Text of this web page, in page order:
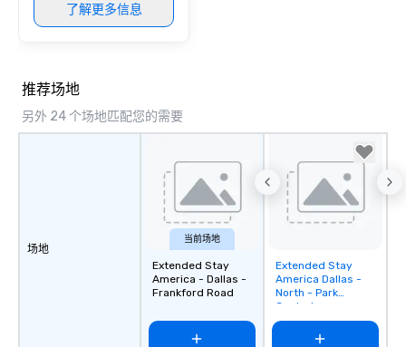
了解更多信息
推荐场地
另外 24 个场地匹配您的需要
场地
当前场地
Extended Stay
America - Dallas -
Frankford Road
Removed from
favorites
Extended Stay
America Dallas -
North - Park
Central